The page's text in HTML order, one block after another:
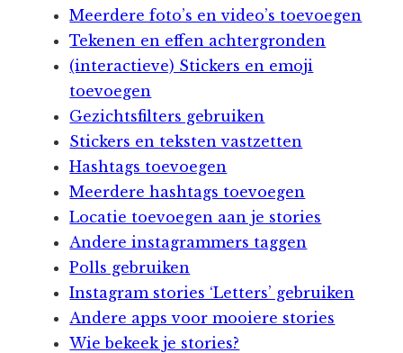
Meerdere foto’s en video’s toevoegen
Tekenen en effen achtergronden
(interactieve) Stickers en emoji
toevoegen
Gezichtsfilters gebruiken
Stickers en teksten vastzetten
Hashtags toevoegen
Meerdere hashtags toevoegen
Locatie toevoegen aan je stories
Andere instagrammers taggen
Polls gebruiken
Instagram stories ‘Letters’ gebruiken
Andere apps voor mooiere stories
Wie bekeek je stories?